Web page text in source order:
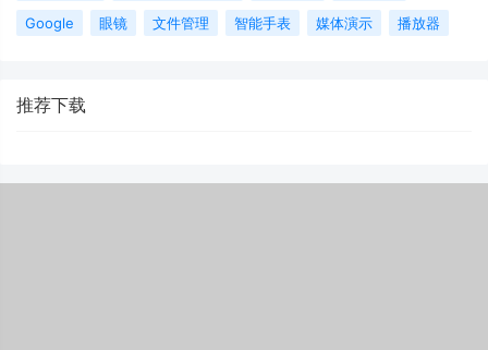
Google
眼镜 文件管理 智能手表 媒体演示 播放器
推荐下载